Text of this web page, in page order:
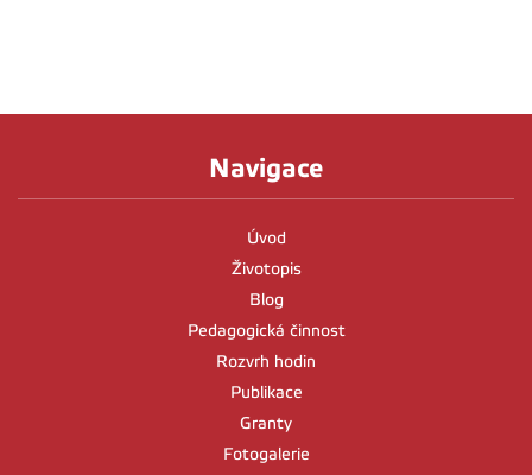
Navigace
Úvod
Životopis
Blog
Pedagogická činnost
Rozvrh hodin
Publikace
Granty
Fotogalerie